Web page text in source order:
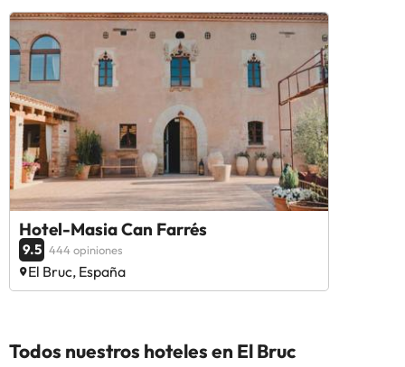
Hotel-Masia Can Farrés
9.5 444 opiniones
El Bruc, España
Todos nuestros hoteles en El Bruc